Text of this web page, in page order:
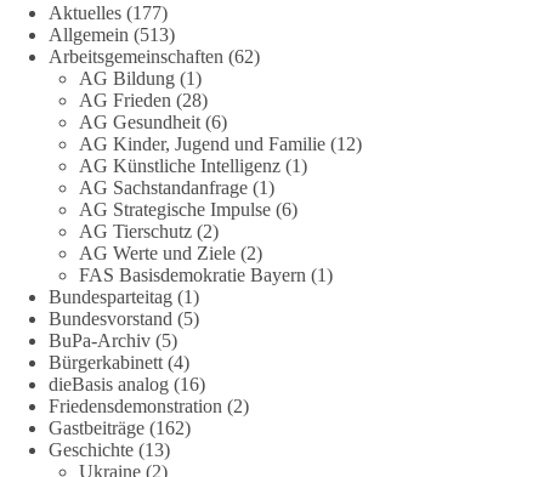
hinausreichen und grundlegende Fragen zum Menschenbild,
zum Rechtsstaat und zur Demokratie aufwerfen. [...]
👉 Hier weiterlesen: https://diebasis-
partei.de/2026/07/grundrechte-der-natur-ein-angriff-auf-das-
grundgesetz/
🟩🟩🟦🟦🟥🟥🟧🟧
Es ging weniger um fertige Antworten als um eine Debatte
darüber, wie Freiheit, Verantwortung, Naturschutz und
Grundrechte in einer demokratischen Gesellschaft künftig
miteinander in Einklang gebracht werden können.
#dieBasis #natur #grundrechte
7 8
Aktuelles (177)
Allgemein (513)
Arbeitsgemeinschaften (62)
AG Bildung (1)
AG Frieden (28)
AG Gesundheit (6)
AG Kinder, Jugend und Familie (12)
AG Künstliche Intelligenz (1)
AG Sachstandanfrage (1)
AG Strategische Impulse (6)
AG Tierschutz (2)
AG Werte und Ziele (2)
FAS Basisdemokratie Bayern (1)
Bundesparteitag (1)
Bundesvorstand (5)
BuPa-Archiv (5)
Bürgerkabinett (4)
dieBasis analog (16)
Friedensdemonstration (2)
Gastbeiträge (162)
Geschichte (13)
Ukraine (2)